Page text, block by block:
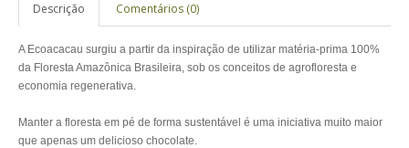
Descrição Comentários (0)
A Ecoacacau surgiu a partir da inspiração de utilizar matéria-prima 100%
da Floresta Amazônica Brasileira, sob os conceitos de agrofloresta e
economia regenerativa.
Manter a floresta em pé de forma sustentável é uma iniciativa muito maior
que apenas um delicioso chocolate.